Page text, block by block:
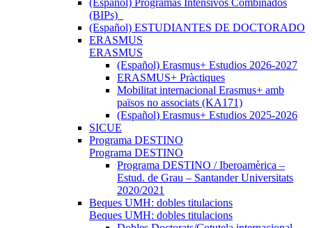
(BIPs)_
(Español) ESTUDIANTES DE DOCTORADO
ERASMUS
ERASMUS
(Español) Erasmus+ Estudios 2026-2027
ERASMUS+ Pràctiques
Mobilitat internacional Erasmus+ amb
països no associats (KA171)
(Español) Erasmus+ Estudios 2025-2026
SICUE
Programa DESTINO
Programa DESTINO
Programa DESTINO / Iberoamèrica –
Estud. de Grau – Santander Universitats
2020/2021
Beques UMH: dobles titulacions
Beques UMH: dobles titulacions